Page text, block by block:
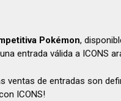
Pokémon,
entrada válida a ICONS
de entradas son
ICONS!